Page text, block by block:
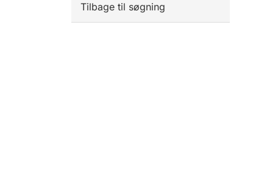
Tilbage til søgning